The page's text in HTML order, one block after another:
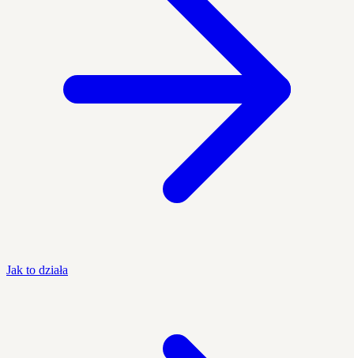
Jak to działa